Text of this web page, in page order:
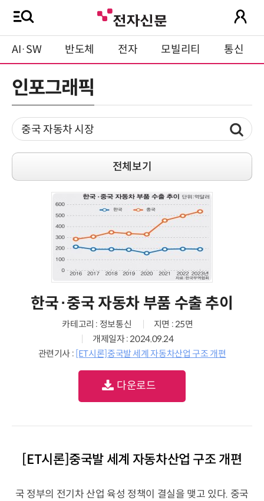
AI·SW 반도체 전자 모빌리티 통신
인포그래픽
전체보기
한국·중국 자동차 부품 수출 추이
카테고리 : 정보통신
지면 : 25면
개제일자 : 2024.09.24
관련기사 : [ET시론]중국발 세계 자동차산업 구조 개편
다운로드
[ET시론]중국발 세계 자동차산업 구조 개편
국 정부의 전기차 산업 육성 정책이 결실을 맺고 있다. 중국